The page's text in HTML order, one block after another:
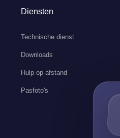
Diensten
Technische dienst
Downloads
Hulp op afstand
Pasfoto's